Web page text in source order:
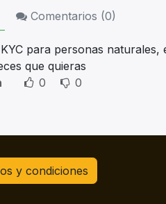
Comentarios (0)
para personas
que quieras
0 0
y condiciones